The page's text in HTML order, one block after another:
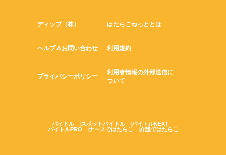
ディップ（株） はたらこねっととは
ヘルプ＆お問い合わせ 利用規約
プライバシーポリシー
利用者情報の外部送信に
ついて
バイトル スポットバイトル
バイトルNEXT
バイトルPRO
ナースではたらこ 介護ではたらこ